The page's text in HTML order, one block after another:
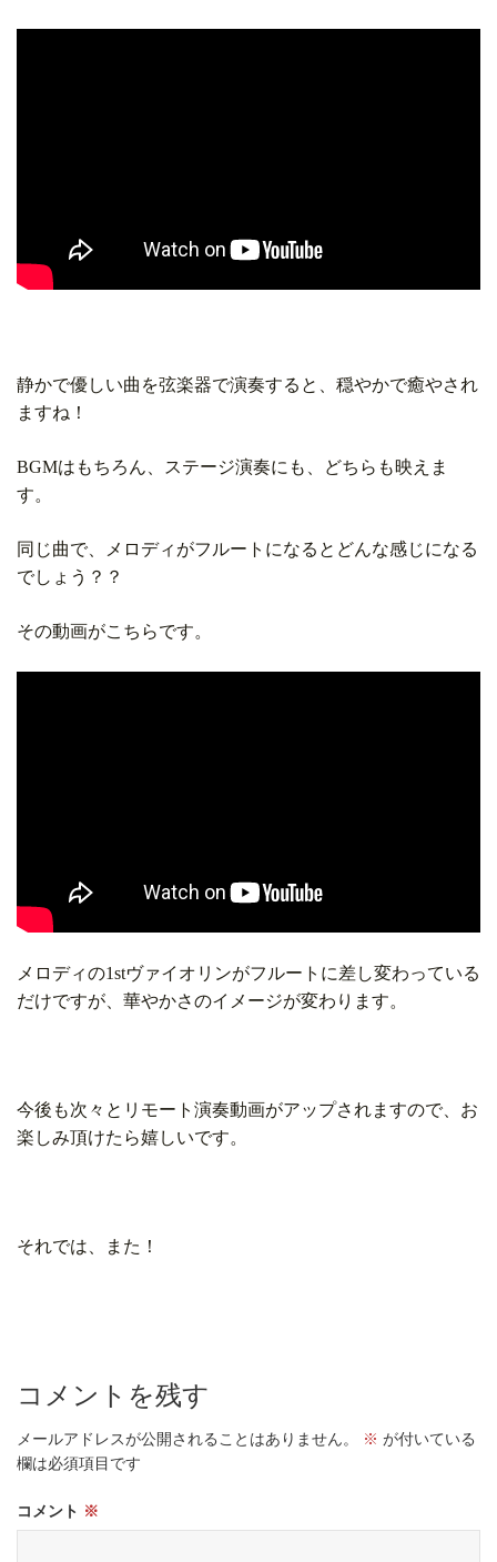
静かで優しい曲を弦楽器で演奏すると、穏やかで癒やされ
ますね！
BGMはもちろん、ステージ演奏にも、どちらも映えま
す。
同じ曲で、メロディがフルートになるとどんな感じになる
でしょう？？
その動画がこちらです。
メロディの1stヴァイオリンがフルートに差し変わっている
だけですが、華やかさのイメージが変わります。
今後も次々とリモート演奏動画がアップされますので、お
楽しみ頂けたら嬉しいです。
それでは、また！
コメントを残す
メールアドレスが公開されることはありません。 ※ が付いている
欄は必須項目です
コメント ※